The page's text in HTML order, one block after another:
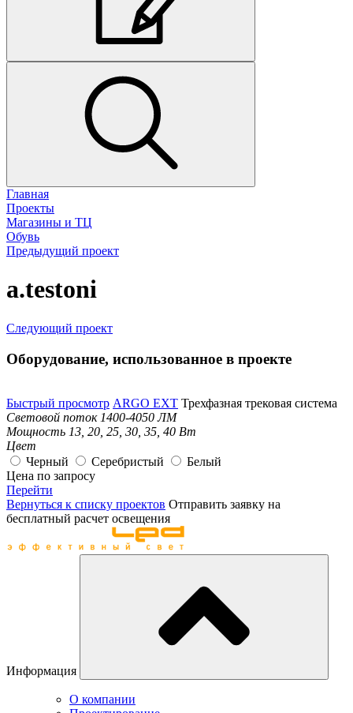
Главная
Проекты
Магазины и ТЦ
Обувь
Предыдущий проект
a.testoni
Следующий проект
Оборудование, использованное в проекте
Быстрый просмотр ARGO EXT Трехфазная трековая система
Световой поток 1400-4050 ЛМ
Мощность 13, 20, 25, 30, 35, 40 Вт
Цвет
Черный
Серебристый
Белый
Цена по запросу
Перейти
Вернуться к списку проектов Отправить заявку на
бесплатный расчет освещения
Информация
О компании